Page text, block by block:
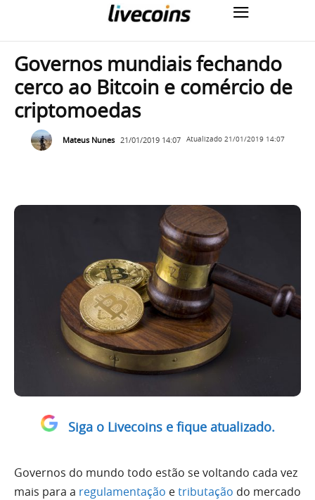
Governos mundiais fechando
cerco ao Bitcoin e comércio de
criptomoedas
Mateus Nunes 21/01/2019 14:07 Atualizado 21/01/2019 14:07
Siga o Livecoins e fique atualizado.
Governos do mundo todo estão se voltando cada vez
mais para a regulamentação etributação do mercado